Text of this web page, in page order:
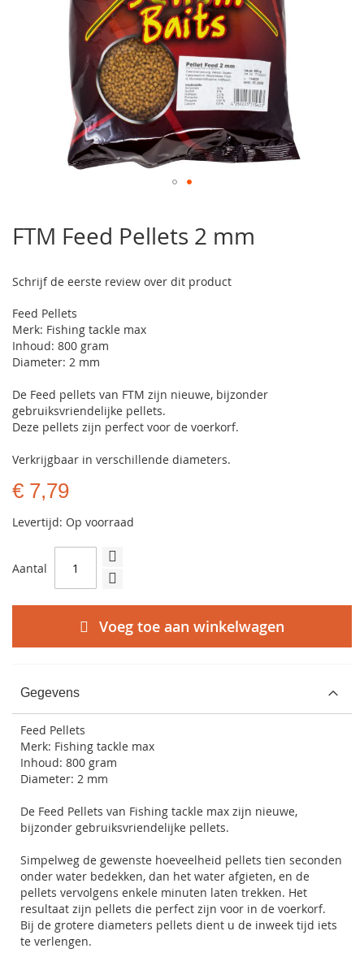
het
begin
de
gallerij
FTM Feed Pellets 2 mm
Schrijf de eerste review over dit product
Feed Pellets
Merk: Fishing tackle max
Inhoud: 800 gram
Diameter: 2 mm
De Feed pellets van FTM zijn nieuwe, bijzonder
gebruiksvriendelijke pellets.
Deze pellets zijn perfect voor de voerkorf.
Verkrijgbaar in verschillende diameters.
€ 7,79
Levertijd: Op voorraad
Aantal
Voeg toe aan winkelwagen
Gegevens
Feed Pellets
Merk: Fishing tackle max
Inhoud: 800 gram
Diameter: 2 mm
De Feed Pellets van Fishing tackle max zijn nieuwe,
bijzonder gebruiksvriendelijke pellets.
Simpelweg de gewenste hoeveelheid pellets tien seconden
onder water bedekken, dan het water afgieten, en de
pellets vervolgens enkele minuten laten trekken. Het
resultaat zijn pellets die perfect zijn voor in de voerkorf.
Bij de grotere diameters pellets dient u de inweek tijd iets
te verlengen.